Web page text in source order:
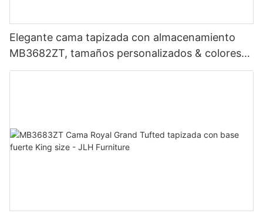
Elegante cama tapizada con almacenamiento
MB3682ZT, tamaños personalizados & colores
Precio de fábrica - Muebles JLH